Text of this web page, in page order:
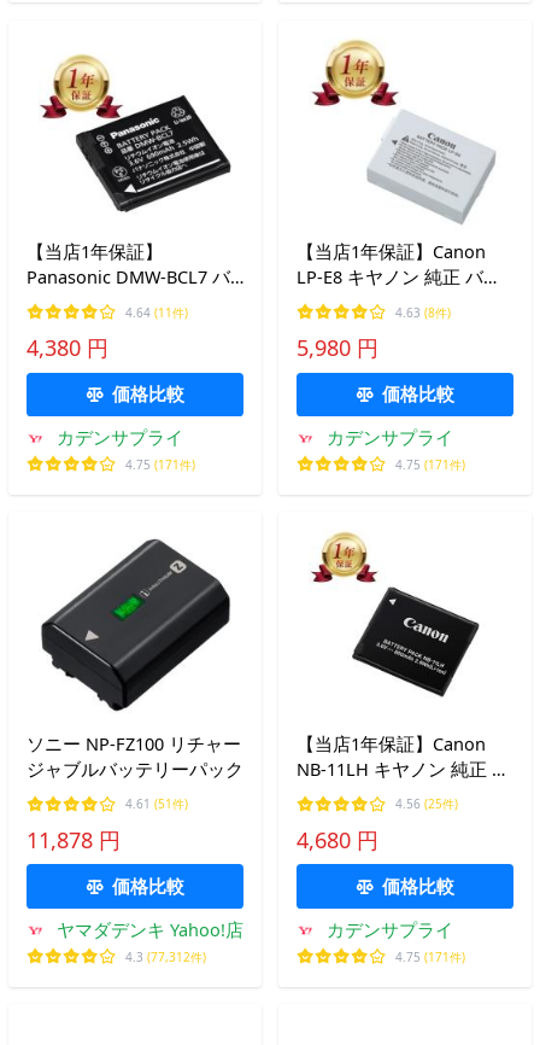
【当店1年保証】
Panasonic DMW-BCL7 バ
ッテリーパック 純正 パナ
ソニック デジカメ 充電池
リチウムイオンバッテリー
DMWBCL7
4.64 (11件)
4,380 円
価格比較
カデンサプライ
4.75 (171件)
【当店1年保証】Canon
LP-E8 キヤノン 純正 バッ
テリーパック リチャージ
ブルバッテリー キャノン
リチウムイオンバッテリー
デジタルカメラ デジカメ
4.63 (8件)
5,980 円
価格比較
カデンサプライ
4.75 (171件)
ソニー NP-FZ100 リチャー
ジャブルバッテリーパック
4.61 (51件)
11,878 円
価格比較
ヤマダデンキ Yahoo!店
4.3 (77,312件)
【当店1年保証】Canon
NB-11LH キヤノン 純正 リ
チャージブルバッテリー
キャノン リチウムイオン
バッテリー デジタルカメ
ラ デジカメ 充電池
4.56 (25件)
4,680 円
価格比較
カデンサプライ
4.75 (171件)